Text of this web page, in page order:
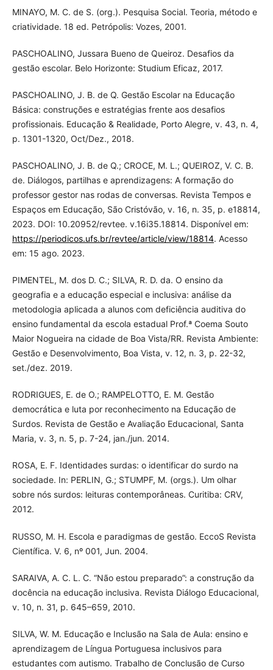
MINAYO, M. C. de S. (org.). Pesquisa Social. Teoria, método e
criatividade. 18 ed. Petrópolis: Vozes, 2001.
PASCHOALINO, Jussara Bueno de Queiroz. Desafios da
gestão escolar. Belo Horizonte: Studium Eficaz, 2017.
PASCHOALINO, J. B. de Q. Gestão Escolar na Educação
Básica: construções e estratégias frente aos desafios
profissionais. Educação & Realidade, Porto Alegre, v. 43, n. 4,
p. 1301-1320, Oct/Dez., 2018.
PASCHOALINO, J. B. de Q.; CROCE, M. L.; QUEIROZ, V. C. B.
de. Diálogos, partilhas e aprendizagens: A formação do
professor gestor nas rodas de conversas. Revista Tempos e
Espaços em Educação, São Cristóvão, v. 16, n. 35, p. e18814,
2023. DOI: 10.20952/revtee. v.16i35.18814. Disponível em:
https://periodicos.ufs.br/revtee/article/view/18814. Acesso
em: 15 ago. 2023.
PIMENTEL, M. dos D. C.; SILVA, R. D. da. O ensino da
geografia e a educação especial e inclusiva: análise da
metodologia aplicada a alunos com deficiência auditiva do
ensino fundamental da escola estadual Prof.ª Coema Souto
Maior Nogueira na cidade de Boa Vista/RR. Revista Ambiente:
Gestão e Desenvolvimento, Boa Vista, v. 12, n. 3, p. 22-32,
set./dez. 2019.
RODRIGUES, E. de O.; RAMPELOTTO, E. M. Gestão
democrática e luta por reconhecimento na Educação de
Surdos. Revista de Gestão e Avaliação Educacional, Santa
Maria, v. 3, n. 5, p. 7-24, jan./jun. 2014.
ROSA, E. F. Identidades surdas: o identificar do surdo na
sociedade. In: PERLIN, G.; STUMPF, M. (orgs.). Um olhar
sobre nós surdos: leituras contemporâneas. Curitiba: CRV,
2012.
RUSSO, M. H. Escola e paradigmas de gestão. EccoS Revista
Científica. V. 6, nº 001, Jun. 2004.
SARAIVA, A. C. L. C. “Não estou preparado”: a construção da
docência na educação inclusiva. Revista Diálogo Educacional,
v. 10, n. 31, p. 645–659, 2010.
SILVA, W. M. Educação e Inclusão na Sala de Aula: ensino e
aprendizagem de Língua Portuguesa inclusivos para
estudantes com autismo. Trabalho de Conclusão de Curso